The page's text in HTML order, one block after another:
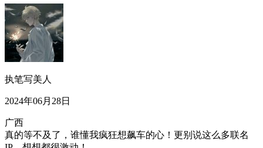
执笔写美人
2024年06月28日
广西
真的等不及了，谁懂我疯狂想飙车的心！更别说这么多联名